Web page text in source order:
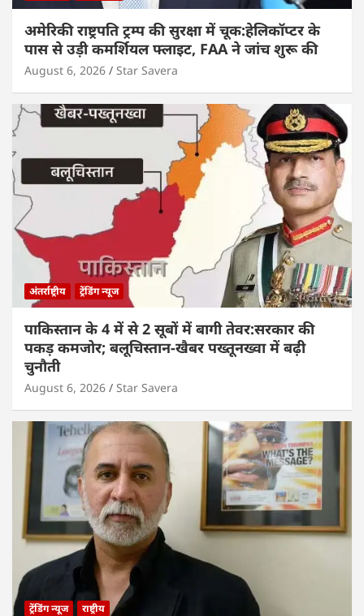
अमेरिकी राष्ट्रपति ट्रम्प की सुरक्षा में चूक:हेलिकॉप्टर के
पास से उड़ी कमर्शियल फ्लाइट, FAA ने जांच शुरू की
August 6, 2026 Star Savera
अंतर्राष्ट्रीय ट्रेंडिंग न्यूज
पाकिस्तान के 4 में से 2 सूबों में बागी तेवर:सरकार की
पकड़ कमजोर; बलूचिस्तान-खैबर पख्तूनख्वा में बढ़ी
चुनौती
August 6, 2026 Star Savera
ट्रेंडिंग न्यूज राष्ट्रीय